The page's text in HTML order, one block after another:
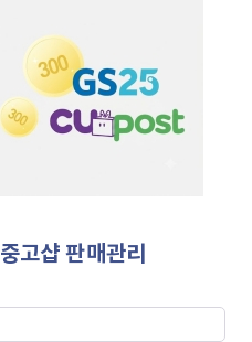
중고샵 판매관리